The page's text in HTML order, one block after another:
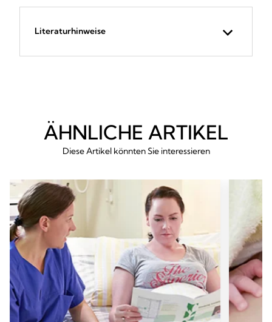
Literaturhinweise
ÄHNLICHE ARTIKEL
Diese Artikel könnten Sie interessieren